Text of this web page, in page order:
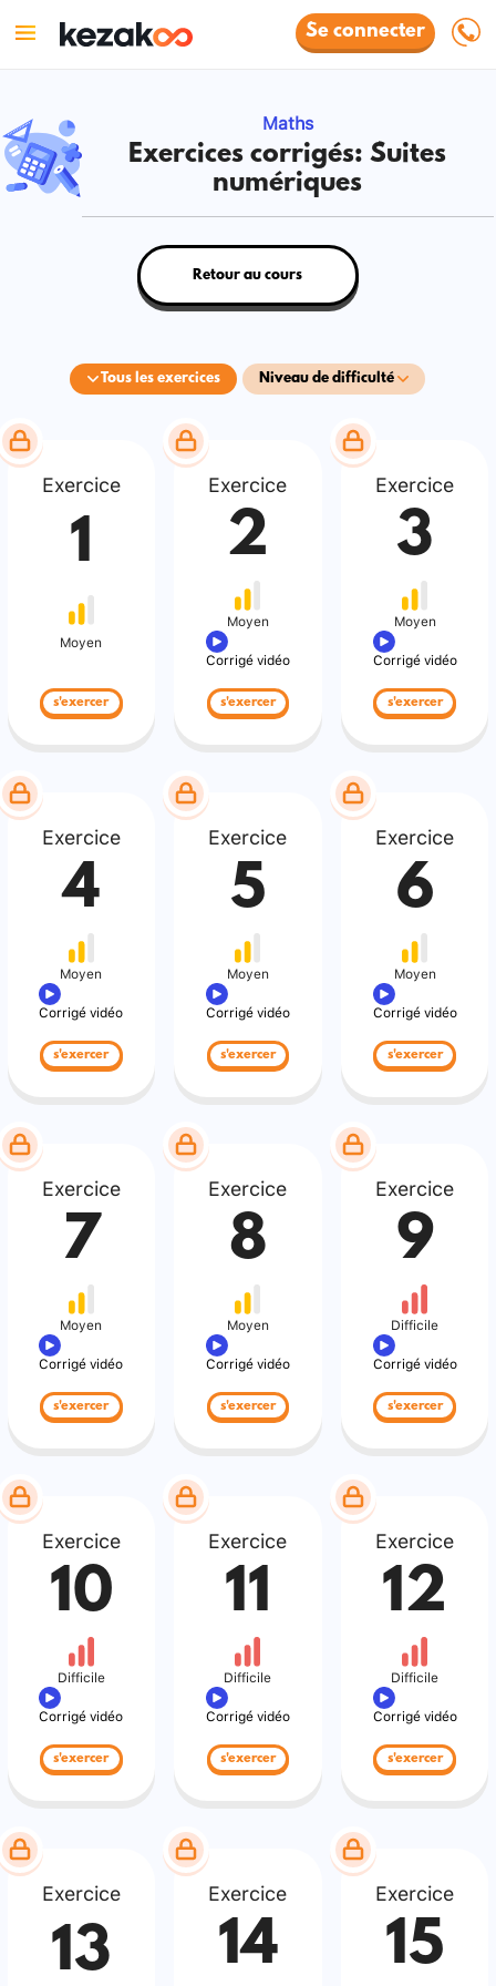
Se connecter
Maths
Exercices corrigés: Suites
numériques
Tous les exercices Niveau de difficulté
Retour au cours
Exercice
1
Moyen
s'exercer
Exercice
2
Moyen
Corrigé vidéo
s'exercer
Exercice
3
Moyen
Corrigé vidéo
s'exercer
Exercice
4
Moyen
Corrigé vidéo
s'exercer
Exercice
5
Moyen
Corrigé vidéo
s'exercer
Exercice
6
Moyen
Corrigé vidéo
s'exercer
Exercice
7
Moyen
Corrigé vidéo
s'exercer
Exercice
8
Moyen
Corrigé vidéo
s'exercer
Exercice
9
Difficile
Corrigé vidéo
s'exercer
Exercice
10
Difficile
Corrigé vidéo
s'exercer
Exercice
11
Difficile
Corrigé vidéo
s'exercer
Exercice
12
Difficile
Corrigé vidéo
s'exercer
Exercice
13
Exercice
14
Exercice
15